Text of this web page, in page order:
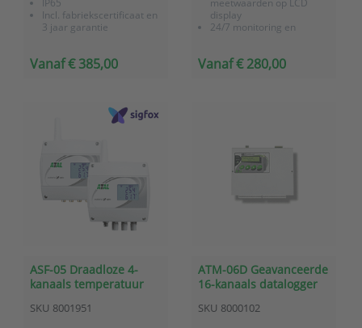
Incl. fabriekscertificaat en
3 jaar garantie
OnlineSensor (optie)
Vanaf € 385,00
display
24/7 monitoring en
Batterij gevoed (Lithium
Vanaf € 280,00
ASF-05 Draadloze 4-
kanaals temperatuur
communicatie
SKU 8001951
ATM-06D Geavanceerde
16-kanaals datalogger
ingangen
SKU 8000102